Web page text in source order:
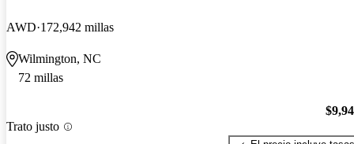
AWD 172,942 millas
Wilmington, NC
72 millas
Trato justo